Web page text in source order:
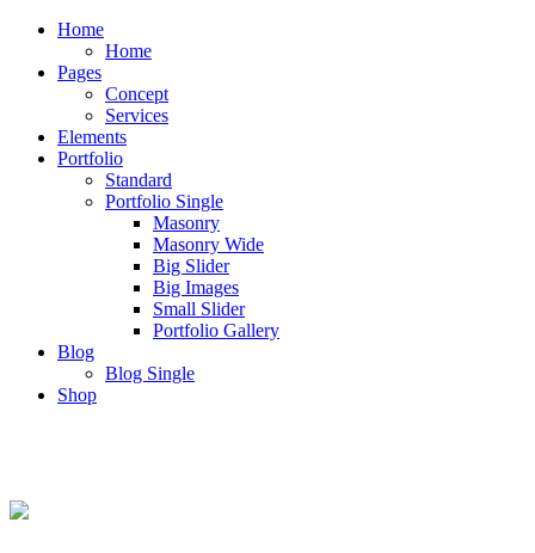
Home
Home
Pages
Concept
Services
Elements
Portfolio
Standard
Portfolio Single
Masonry
Masonry Wide
Big Slider
Big Images
Small Slider
Portfolio Gallery
Blog
Blog Single
Shop